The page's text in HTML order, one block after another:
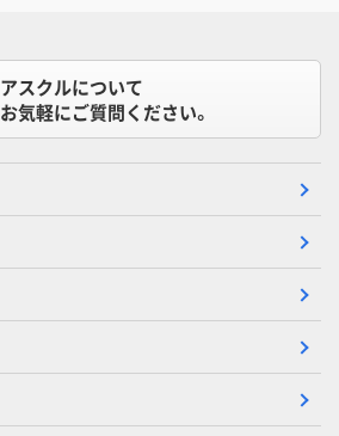
アスクルについて
お気軽にご質問ください。